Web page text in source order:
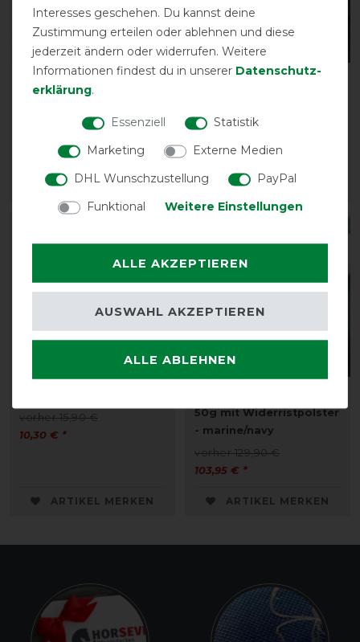
mit Widerristpolster-
marine/navy
43,90 € *
ARTIKEL MERKEN
vorher 15,80 €
ARTIKEL MERKEN
vorher 15,90 €
10,30 € *
ARTIKEL MERKEN
50g mit Widerristpolster
- marine/navy
vorher 129,90 €
103,95 € *
ARTIKEL MERKEN
Interesses geschehen. Du kannst deine
Zustimmung erteilen oder ablehnen und diese
jederzeit ändern oder widerrufen. Weitere
Informationen findest du in unserer Daten­schutz­
erklärung.
Essenziell
Statistik
Marketing
Externe Medien
DHL Wunschzustellung
PayPal
Funktional
Weitere Einstellungen
ALLE AKZEPTIEREN
ALLE ABLEHNEN
AUSWAHL AKZEPTIEREN